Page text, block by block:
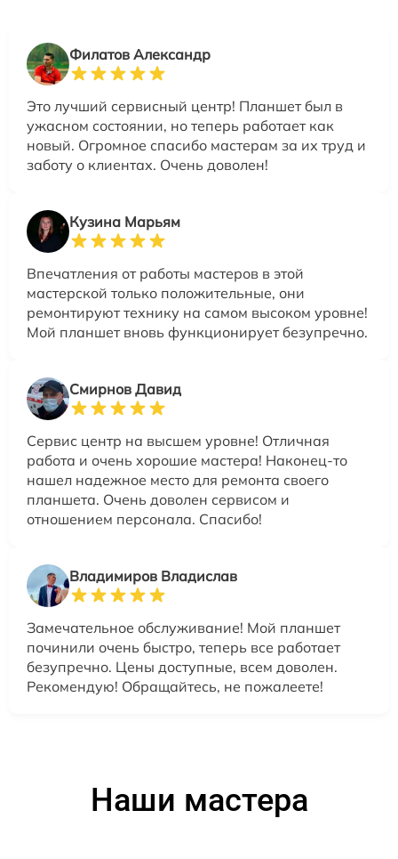
Филатов Александр
Это лучший сервисный центр! Планшет был в
ужасном состоянии, но теперь работает как
новый. Огромное спасибо мастерам за их труд и
заботу о клиентах. Очень доволен!
Кузина Марьям
Впечатления от работы мастеров в этой
мастерской только положительные, они
ремонтируют технику на самом высоком уровне!
Мой планшет вновь функционирует безупречно.
Смирнов Давид
Сервис центр на высшем уровне! Отличная
работа и очень хорошие мастера! Наконец-то
нашел надежное место для ремонта своего
планшета. Очень доволен сервисом и
отношением персонала. Спасибо!
Владимиров Владислав
Замечательное обслуживание! Мой планшет
починили очень быстро, теперь все работает
безупречно. Цены доступные, всем доволен.
Рекомендую! Обращайтесь, не пожалеете!
Наши мастера